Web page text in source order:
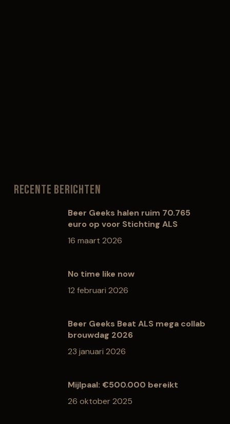
Recente berichten
Beer Geeks halen ruim 70.765
euro op voor Stichting ALS
16 maart 2026
No time like now
12 februari 2026
Beer Geeks Beat ALS mega collab
brouwdag 2026
23 januari 2026
Mijlpaal: €500.000 bereikt
26 oktober 2025